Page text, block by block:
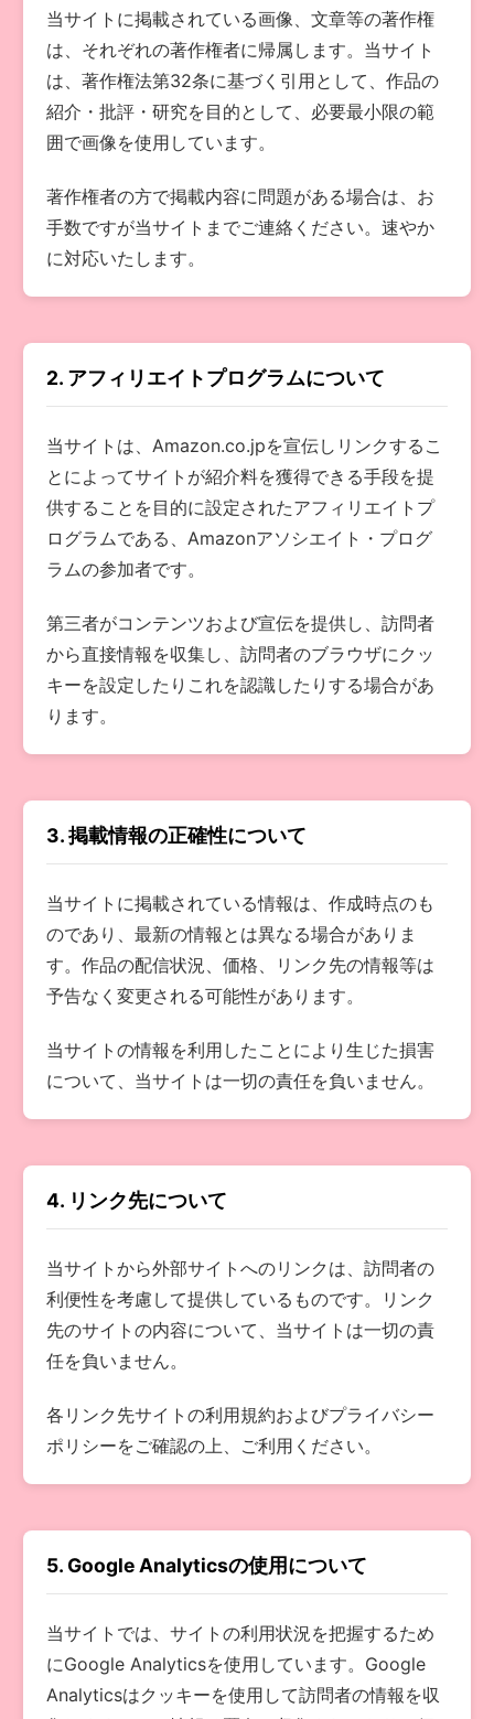
当サイトに掲載されている画像、文章等の著作権
は、それぞれの著作権者に帰属します。当サイト
は、著作権法第32条に基づく引用として、作品の
紹介・批評・研究を目的として、必要最小限の範
囲で画像を使用しています。
著作権者の方で掲載内容に問題がある場合は、お
手数ですが当サイトまでご連絡ください。速やか
に対応いたします。
2. アフィリエイトプログラムについて
当サイトは、Amazon.co.jpを宣伝しリンクするこ
とによってサイトが紹介料を獲得できる手段を提
供することを目的に設定されたアフィリエイトプ
ログラムである、Amazonアソシエイト・プログ
ラムの参加者です。
第三者がコンテンツおよび宣伝を提供し、訪問者
から直接情報を収集し、訪問者のブラウザにクッ
キーを設定したりこれを認識したりする場合があ
ります。
3. 掲載情報の正確性について
当サイトに掲載されている情報は、作成時点のも
のであり、最新の情報とは異なる場合がありま
す。作品の配信状況、価格、リンク先の情報等は
予告なく変更される可能性があります。
当サイトの情報を利用したことにより生じた損害
について、当サイトは一切の責任を負いません。
4. リンク先について
当サイトから外部サイトへのリンクは、訪問者の
利便性を考慮して提供しているものです。リンク
先のサイトの内容について、当サイトは一切の責
任を負いません。
各リンク先サイトの利用規約およびプライバシー
ポリシーをご確認の上、ご利用ください。
5. Google Analyticsの使用について
当サイトでは、サイトの利用状況を把握するため
にGoogle Analyticsを使用しています。Google
Analyticsはクッキーを使用して訪問者の情報を収